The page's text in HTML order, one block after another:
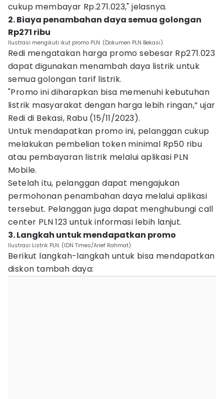
cukup membayar Rp.271.023," jelasnya.
2. Biaya penambahan daya semua golongan
Rp271 ribu
Ilustrasi mengikuti ikut promo PLN. (Dokumen PLN Bekasi)
Redi mengatakan harga promo sebesar Rp271.023
dapat digunakan menambah daya listrik untuk
semua golongan tarif listrik.
"Promo ini diharapkan bisa memenuhi kebutuhan
listrik masyarakat dengan harga lebih ringan,” ujar
Redi di Bekasi, Rabu (15/11/2023).
Untuk mendapatkan promo ini, pelanggan cukup
melakukan pembelian token minimal Rp50 ribu
atau pembayaran listrik melalui aplikasi PLN
Mobile.
Setelah itu, pelanggan dapat mengajukan
permohonan penambahan daya melalui aplikasi
tersebut. Pelanggan juga dapat menghubungi call
center PLN 123 untuk informasi lebih lanjut.
3. Langkah untuk mendapatkan promo
Ilustrasi Listrik PLN. (IDN Times/Arief Rahmat)
Berikut langkah-langkah untuk bisa mendapatkan
diskon tambah daya: